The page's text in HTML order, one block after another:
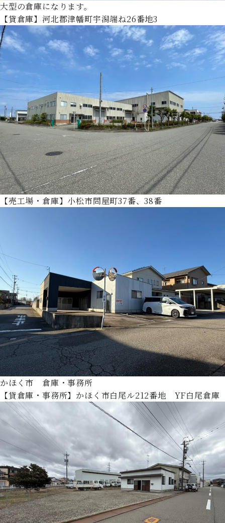
大型の倉庫になります。
【貸倉庫】河北郡津幡町宇潟端ね26番地3
【売工場・倉庫】小松市問屋町37番、38番
かほく市 倉庫・事務所
【貸倉庫・事務所】かほく市白尾ル212番地 YF白尾倉庫